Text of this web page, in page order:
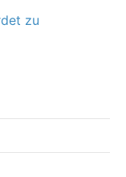
zu